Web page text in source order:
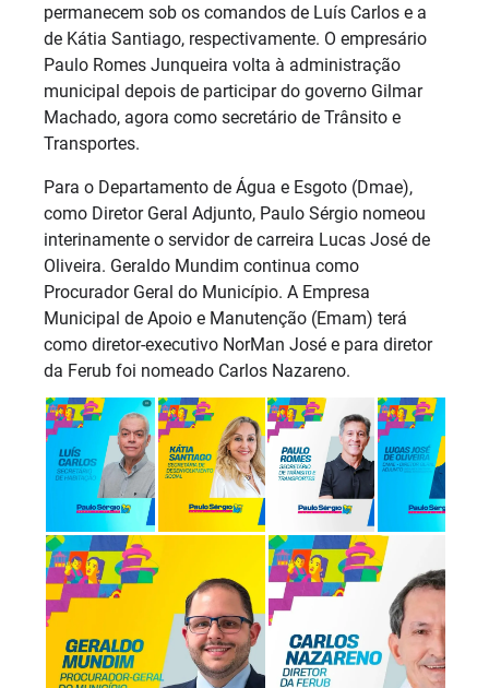
permanecem sob os comandos de Luís Carlos e a
de Kátia Santiago, respectivamente. O empresário
Paulo Romes Junqueira volta à administração
municipal depois de participar do governo Gilmar
Machado, agora como secretário de Trânsito e
Transportes.
Para o Departamento de Água e Esgoto (Dmae),
como Diretor Geral Adjunto, Paulo Sérgio nomeou
interinamente o servidor de carreira Lucas José de
Oliveira. Geraldo Mundim continua como
Procurador Geral do Município. A Empresa
Municipal de Apoio e Manutenção (Emam) terá
como diretor-executivo NorMan José e para diretor
da Ferub foi nomeado Carlos Nazareno.